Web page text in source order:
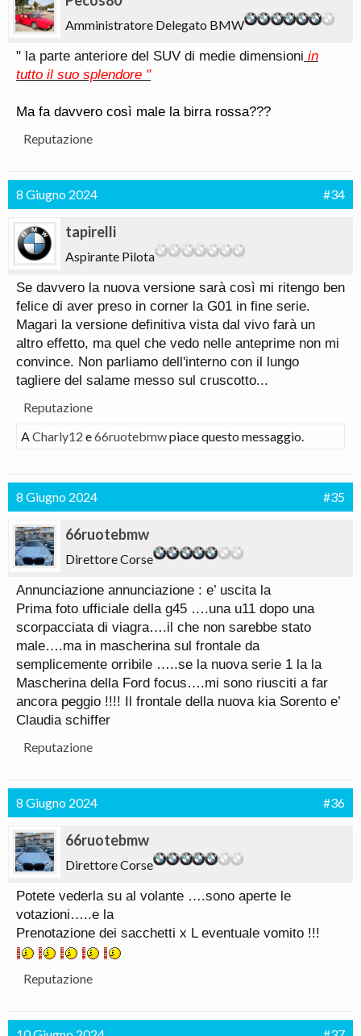
Amministratore Delegato BMW
" la parte anteriore del SUV di medie dimensioni in
tutto il suo splendore "
Ma fa davvero così male la birra rossa???
Reputazione
8 Giugno 2024 #34
tapirelli
Aspirante Pilota
Se davvero la nuova versione sarà così mi ritengo ben
felice di aver preso in corner la G01 in fine serie.
Magari la versione definitiva vista dal vivo farà un
altro effetto, ma quel che vedo nelle anteprime non mi
convince. Non parliamo dell'interno con il lungo
tagliere del salame messo sul cruscotto...
Reputazione
ACharly12 e66ruotebmwpiace questo messaggio.
8 Giugno 2024 #35
66ruotebmw
Direttore Corse
Annunciazione annunciazione : e’ uscita la
Prima foto ufficiale della g45 ….una u11 dopo una
scorpacciata di viagra….il che non sarebbe stato
male….ma in mascherina sul frontale da
semplicemente orribile …..se la nuova serie 1 la la
Mascherina della Ford focus….mi sono riusciti a far
ancora peggio !!!! Il frontale della nuova kia Sorento e’
Claudia schiffer
Reputazione
8 Giugno 2024 #36
66ruotebmw
Direttore Corse
Potete vederla su al volante ….sono aperte le
votazioni…..e la
Prenotazione dei sacchetti x L eventuale vomito !!!
Reputazione